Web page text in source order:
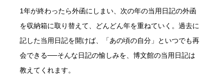
1年が終わったら外函にしまい、次の年の当用日記の外函
を収納箱に取り替えて、どんどん年を重ねていく。過去に
記した当用日記を開けば、「あの頃の自分」といつでも再
会できる──そんな日記の愉しみを、博文館の当用日記は
教えてくれます。